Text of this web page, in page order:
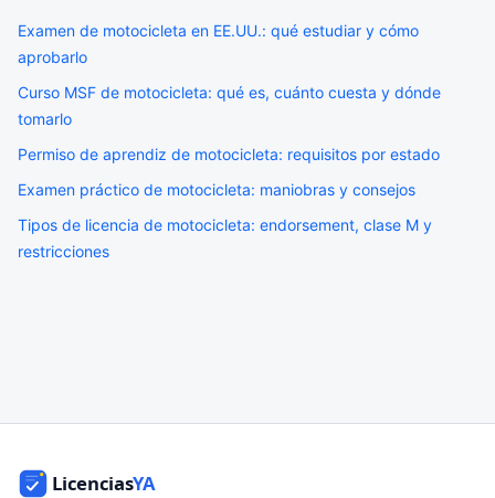
Examen de motocicleta en EE.UU.: qué estudiar y cómo
aprobarlo
Curso MSF de motocicleta: qué es, cuánto cuesta y dónde
tomarlo
Permiso de aprendiz de motocicleta: requisitos por estado
Examen práctico de motocicleta: maniobras y consejos
Tipos de licencia de motocicleta: endorsement, clase M y
restricciones